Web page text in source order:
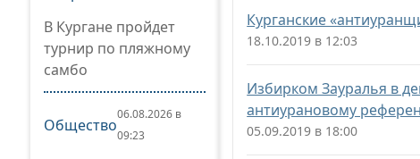
В Кургане пройдет
турнир по пляжному
самбо
Общество
06.08.2026 в
09:23
Курганские
18.10.2019 в 12:03
Избирком Зауралья в
антиурановому
05.09.2019 в 18:00